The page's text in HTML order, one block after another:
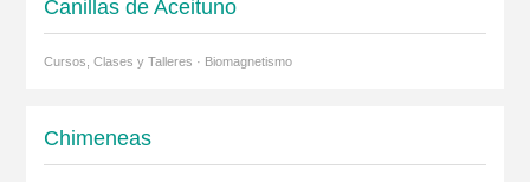
Canillas de Aceituno
Cursos, Clases y Talleres · Biomagnetismo
Chimeneas